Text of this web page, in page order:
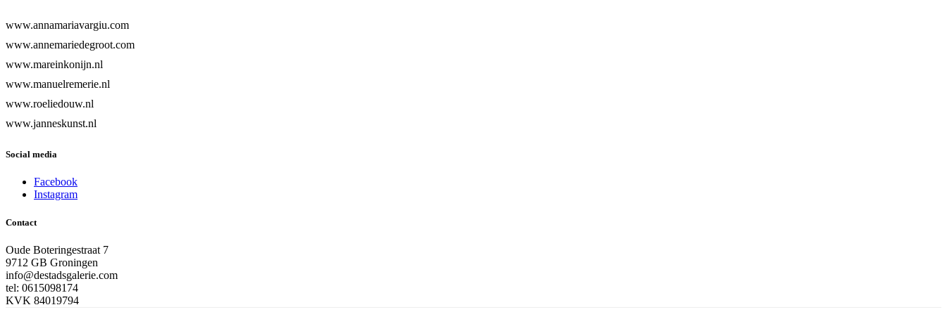
www.annamariavargiu.com
www.annemariedegroot.com
www.mareinkonijn.nl
www.manuelremerie.nl
www.roeliedouw.nl
www.janneskunst.nl
Social media
Facebook
Instagram
Contact
Oude Boteringestraat 7
9712 GB Groningen
info@destadsgalerie.com
tel: 0615098174
KVK 84019794